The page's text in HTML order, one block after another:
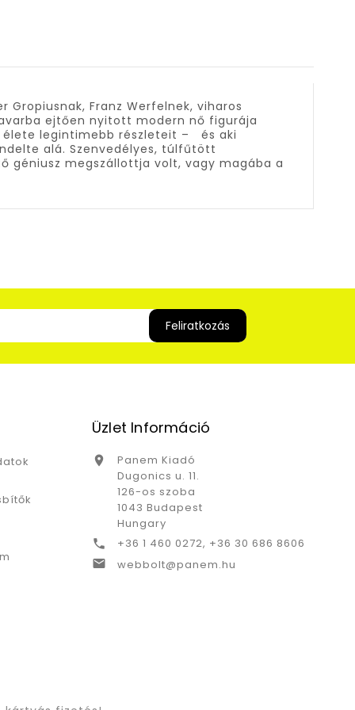
Franz Werfelnek, viharos
ejtően nyitott modern nő figurája
élete legintimebb részleteit – és aki
alá. Szenvedélyes, túlfűtött
géniusz megszállottja volt, vagy magába a
Üzlet Információ

Panem Kiadó
Dugonics u. 11.
126-os szoba
1043 Budapest
Hungary
 +36 1 460 0272, +36 30 686 8606
 webbolt@panem.hu